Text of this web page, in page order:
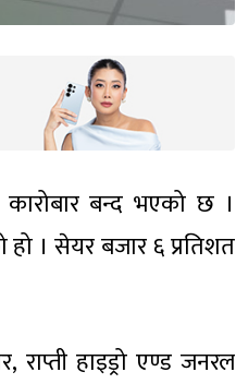
बन्द भएको छ ।
। सेयर बजार ६ प्रतिशत
राप्ती हाइड्रो एण्ड जनरल